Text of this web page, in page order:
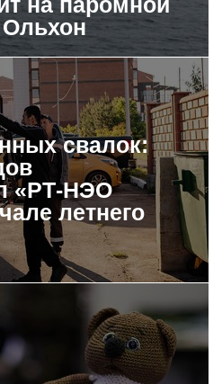
свалок:
«РТ-НЭО
летнего